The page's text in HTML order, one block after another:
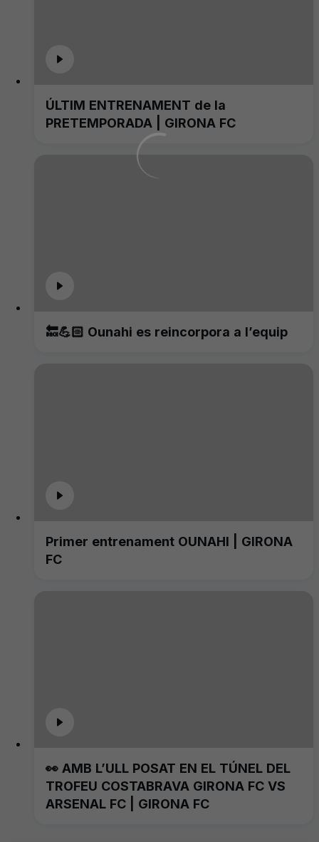
ÚLTIM ENTRENAMENT de la
PRETEMPORADA | GIRONA FC
🔙💪🏻 Ounahi es reincorpora a l’equip
Primer entrenament OUNAHI | GIRONA
FC
👀 AMB L’ULL POSAT EN EL TÚNEL DEL
TROFEU COSTABRAVA GIRONA FC VS
ARSENAL FC | GIRONA FC